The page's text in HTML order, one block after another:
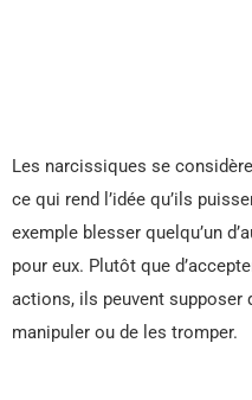
Les narcissiques se
ce qui rend l’idée qu’ils
exemple blesser quelqu’un
pour eux. Plutôt que
actions, ils peuvent supposer
manipuler ou de les tromper.